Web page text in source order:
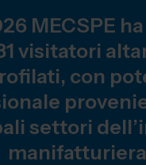
MECSPE
visitatori
con
settori